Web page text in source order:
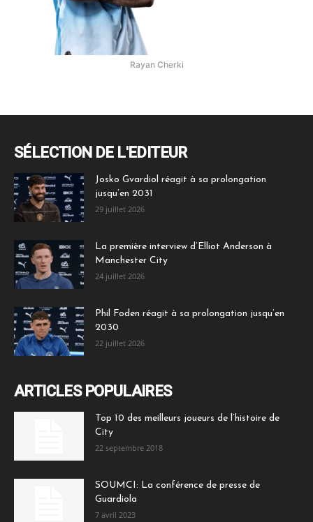
Rayan Cherki
SÉLECTION DE L'EDITEUR
Josko Gvardiol réagit à sa prolongation
jusqu’en 2031
29 juillet 2026
La première interview d’Elliot Anderson à
Manchester City
24 juillet 2026
Phil Foden réagit à sa prolongation jusqu’en
2030
22 juillet 2026
ARTICLES POPULAIRES
Top 10 des meilleurs joueurs de l’histoire de
City
22 septembre 2018
SOUMCI: La conférence de presse de
Guardiola
7 avril 2023